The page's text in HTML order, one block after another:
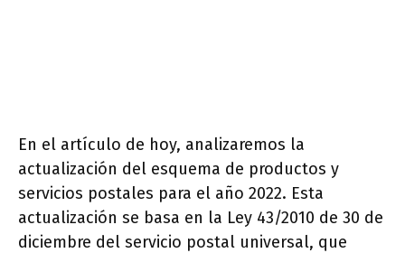
En el artículo de hoy, analizaremos la
actualización del esquema de productos y
servicios postales para el año 2022. Esta
actualización se basa en la Ley 43/2010 de 30 de
diciembre del servicio postal universal, que